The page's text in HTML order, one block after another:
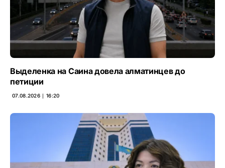
Выделенка на Саина довела алматинцев до
петиции
07.08.2026 ∣ 16:20